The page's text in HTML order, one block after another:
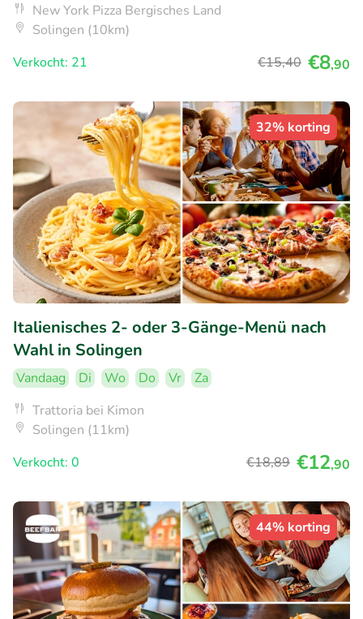
New York Pizza Bergisches Land
Solingen (10km)
Verkocht: 21
€15,40 €8,90
32% korting
Italienisches 2- oder 3-Gänge-Menü nach
Wahl in Solingen
Vandaag Di Wo Do Vr
Za
Trattoria bei Kimon
Solingen (11km)
Verkocht: 0
€18,89 €12,90
44% korting